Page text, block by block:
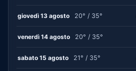
giovedì 13 agosto 20° / 35°
venerdì 14 agosto 20° / 35°
sabato 15 agosto 21° / 35°